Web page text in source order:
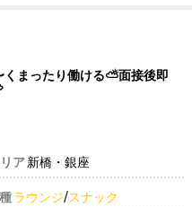
まったり働ける⛅️面接後即
ア新橋・銀座
ラウンジ/スナック